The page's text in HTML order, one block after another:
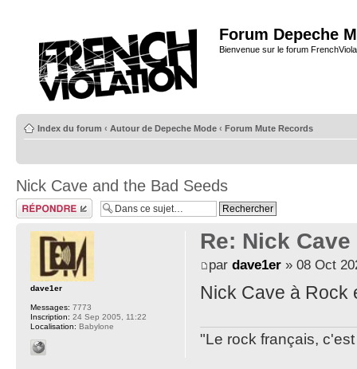
Forum Depeche
Bienvenue sur le forum
Index du forum ‹ Autour de Depeche Mode ‹ Forum Mute Records
Nick Cave and the Bad Seeds
Répondre
Re: Nick
par dave1er» 08 Oct
Nick Cave à Rock
"Le rock français,
dave1er
Messages: 7773
Inscription: 24 Sep 2005, 11:22
Localisation: Babylone